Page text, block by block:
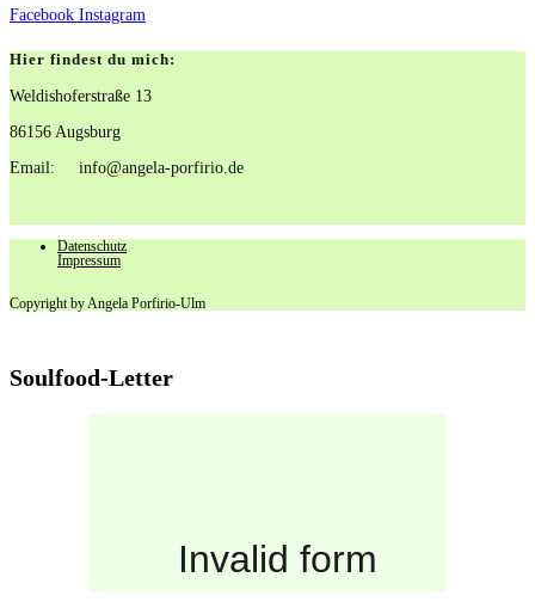
Facebook Instagram
Hier findest du mich:
Weldishoferstraße 13
86156 Augsburg
Email: info@angela-porfirio.de
Datenschutz
Impressum
Copyright by Angela Porfirio-Ulm
Soulfood-Letter